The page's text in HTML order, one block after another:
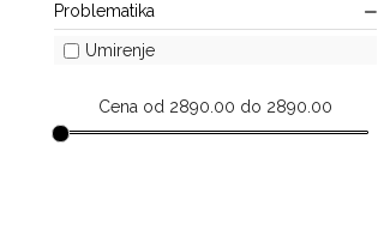
Problematika
Umirenje
Cena od 2890.00 do 2890.00